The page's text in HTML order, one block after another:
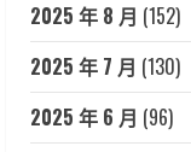
2025 年 8 月 (152)
2025 年 7 月 (130)
2025 年 6 月 (96)